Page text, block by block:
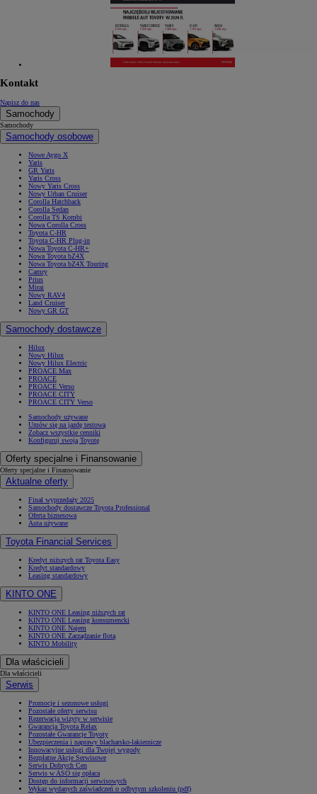
Kontakt
Napisz do nas
Samochody
Samochody
Samochody osobowe
Nowe Aygo X
Yaris
GR Yaris
Yaris Cross
Nowy Yaris Cross
Nowy Urban Cruiser
Corolla Hatchback
Corolla Sedan
Corolla TS Kombi
Nowa Corolla Cross
Toyota C-HR
Toyota C-HR Plug-in
Nowa Toyota C-HR+
Nowa Toyota bZ4X
Nowa Toyota bZ4X Touring
Camry
Prius
Mirai
Nowy RAV4
Land Cruiser
Nowy GR GT
Samochody dostawcze
Hilux
Nowy Hilux
Nowy Hilux Electric
PROACE Max
PROACE
PROACE Verso
PROACE CITY
PROACE CITY Verso
Samochody używane
Umów się na jazdę testową
Zobacz wszystkie cenniki
Konfiguruj swoją Toyotę
Oferty specjalne i Finansowanie
Oferty specjalne i Finansowanie
Aktualne oferty
Finał wyprzedaży 2025
Samochody dostawcze Toyota Professional
Oferta biznesowa
Auta używane
Toyota Financial Services
Kredyt niższych rat Toyota Easy
Kredyt standardowy
Leasing standardowy
KINTO ONE
KINTO ONE Leasing niższych rat
KINTO ONE Leasing konsumencki
KINTO ONE Najem
KINTO ONE Zarządzanie flotą
KINTO Mobility
Dla właścicieli
Dla właścicieli
Serwis
Promocje i sezonowe usługi
Pozostałe oferty serwisu
Rezerwacja wizyty w serwisie
Gwarancja Toyota Relax
Pozostałe Gwarancje Toyoty
Ubezpieczenia i naprawy blacharsko-lakiernicze
Innowacyjne usługi dla Twojej wygody
Bezpłatne Akcje Serwisowe
Serwis Dobrych Cen
Serwis w ASO się opłaca
Dostęp do informacji serwisowych
Wykaz wydanych zaświadczeń o odbytym szkoleniu (pdf)